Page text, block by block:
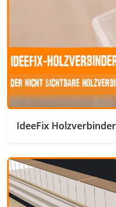
IdeeFix Holzverbinder